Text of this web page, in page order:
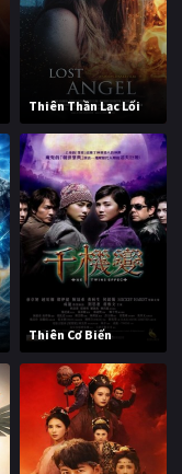
Thiên Thần Lạc Lối
Thiên Cơ Biến